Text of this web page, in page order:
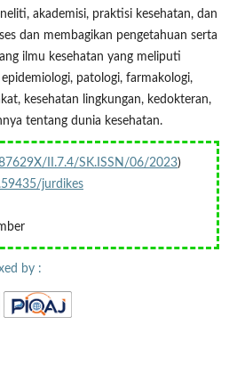
akademisi, praktisi kesehatan, dan
dan membagikan pengetahuan serta
ilmu kesehatan yang meliputi
patologi, farmakologi,
kesehatan lingkungan, kedokteran,
tentang dunia kesehatan.
II.7.4/SK.ISSN/06/2023)
jurdikes
by :